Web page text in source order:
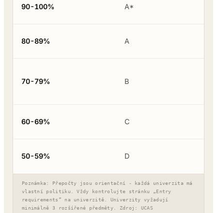
90-100% A*
80-89% A
70-79% B
60-69% C
50-59% D
Poznámka: Přepočty jsou orientační - každá univerzita má
vlastní politiku. Vždy kontrolujte stránku „Entry
requirements” na univerzitě. Univerzity vyžadují
minimálně 3 rozšířené předměty. Zdroj: UCAS